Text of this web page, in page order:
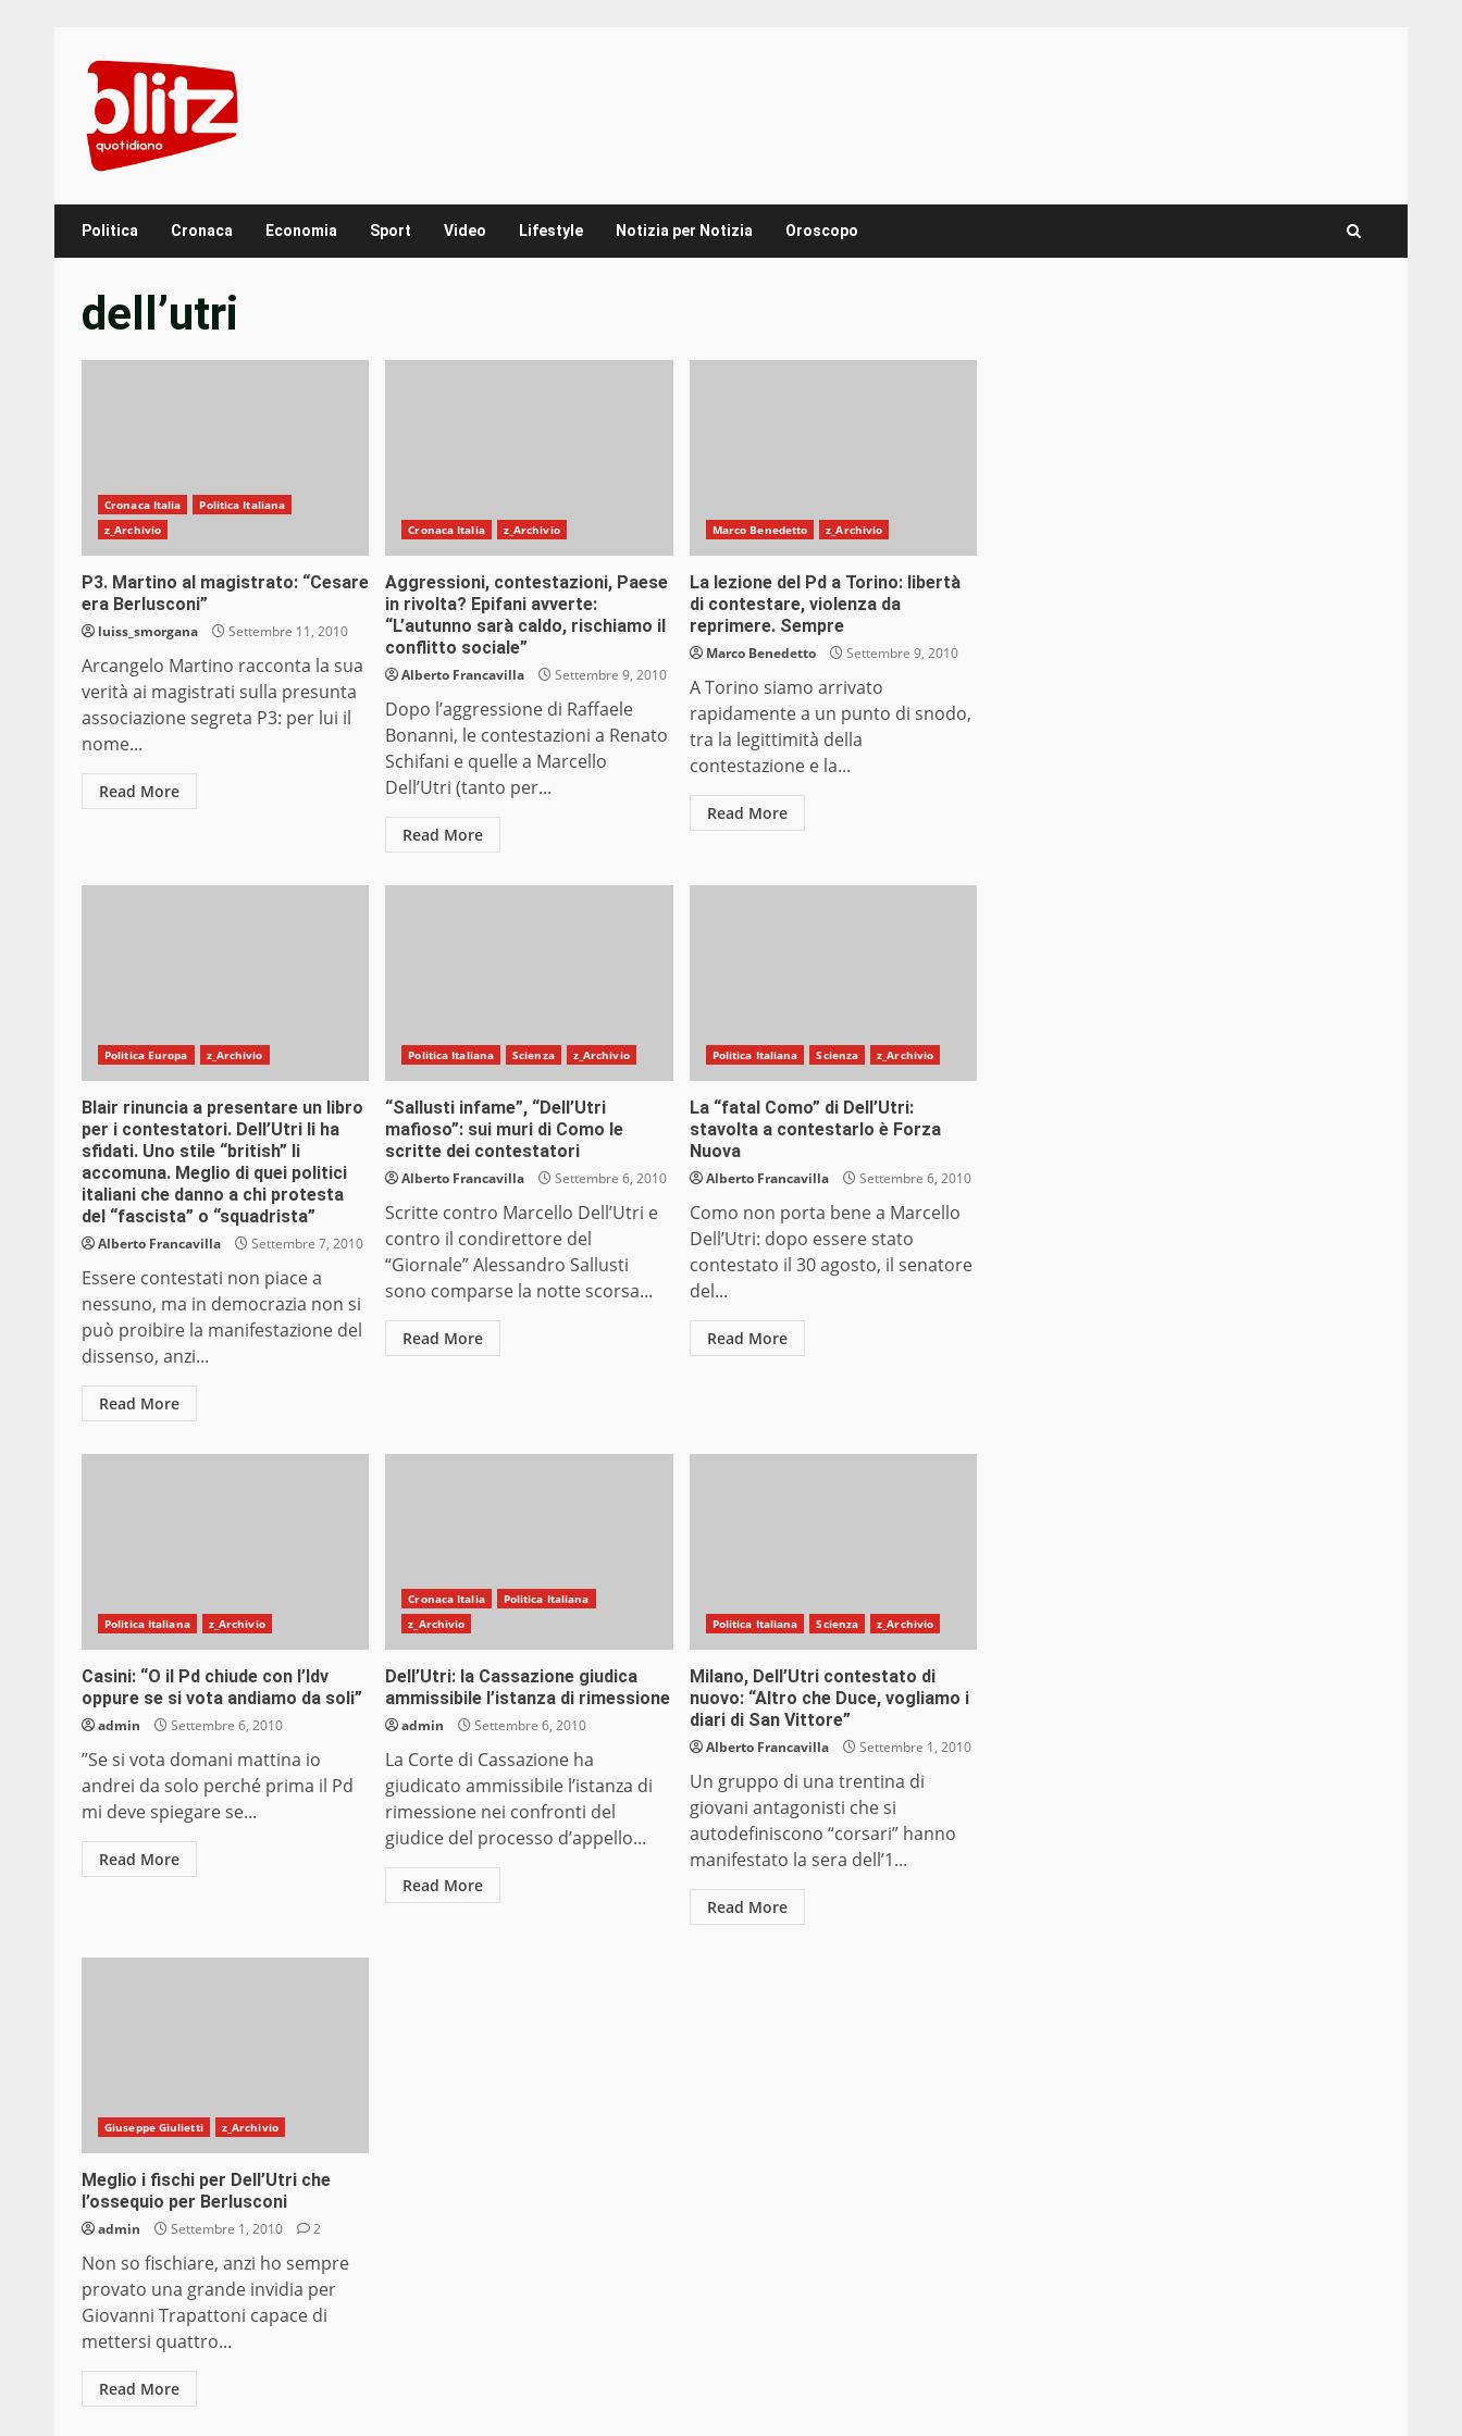
content
Politica Cronaca Economia Sport Video Lifestyle Notizia per Notizia Oroscopo
dell’utri
Cronaca Italia
Politica Italiana
z_Archivio
P3. Martino al magistrato: “Cesare
era Berlusconi”
luiss_smorgana Settembre 11, 2010
Arcangelo Martino racconta la sua
verità ai magistrati sulla presunta
associazione segreta P3: per lui il
nome...
Read More
Cronaca Italia z_Archivio
Aggressioni, contestazioni, Paese
in rivolta? Epifani avverte:
“L’autunno sarà caldo, rischiamo il
conflitto sociale”
Alberto Francavilla Settembre 9, 2010
Dopo l’aggressione di Raffaele
Bonanni, le contestazioni a Renato
Schifani e quelle a Marcello
Dell’Utri (tanto per...
Read More
Marco Benedetto z_Archivio
La lezione del Pd a Torino: libertà
di contestare, violenza da
reprimere. Sempre
Marco Benedetto Settembre 9, 2010
A Torino siamo arrivato
rapidamente a un punto di snodo,
tra la legittimità della
contestazione e la...
Read More
Politica Europa z_Archivio
Blair rinuncia a presentare un libro
per i contestatori. Dell’Utri li ha
sfidati. Uno stile “british” li
accomuna. Meglio di quei politici
italiani che danno a chi protesta
del “fascista” o “squadrista”
Alberto Francavilla Settembre 7, 2010
Essere contestati non piace a
nessuno, ma in democrazia non si
può proibire la manifestazione del
dissenso, anzi...
Read More
Politica Italiana Scienza z_Archivio
“Sallusti infame”, “Dell’Utri
mafioso”: sui muri di Como le
scritte dei contestatori
Alberto Francavilla Settembre 6, 2010
Scritte contro Marcello Dell’Utri e
contro il condirettore del
“Giornale” Alessandro Sallusti
sono comparse la notte scorsa...
Read More
Politica Italiana Scienza z_Archivio
La “fatal Como” di Dell’Utri:
stavolta a contestarlo è Forza
Nuova
Alberto Francavilla Settembre 6, 2010
Como non porta bene a Marcello
Dell’Utri: dopo essere stato
contestato il 30 agosto, il senatore
del...
Read More
Politica Italiana z_Archivio
Casini: “O il Pd chiude con l’Idv
oppure se si vota andiamo da soli”
admin Settembre 6, 2010
”Se si vota domani mattina io
andrei da solo perché prima il Pd
mi deve spiegare se...
Read More
Cronaca Italia
Politica Italiana
z_Archivio
Dell’Utri: la Cassazione giudica
ammissibile l’istanza di rimessione
admin Settembre 6, 2010
La Corte di Cassazione ha
giudicato ammissibile l’istanza di
rimessione nei confronti del
giudice del processo d’appello...
Read More
Politica Italiana Scienza z_Archivio
Milano, Dell’Utri contestato di
nuovo: “Altro che Duce, vogliamo i
diari di San Vittore”
Alberto Francavilla Settembre 1, 2010
Un gruppo di una trentina di
giovani antagonisti che si
autodefiniscono “corsari” hanno
manifestato la sera dell’1...
Read More
Giuseppe Giulietti z_Archivio
Meglio i fischi per Dell’Utri che
l’ossequio per Berlusconi
admin Settembre 1, 2010 2
Non so fischiare, anzi ho sempre
provato una grande invidia per
Giovanni Trapattoni capace di
mettersi quattro...
Read More